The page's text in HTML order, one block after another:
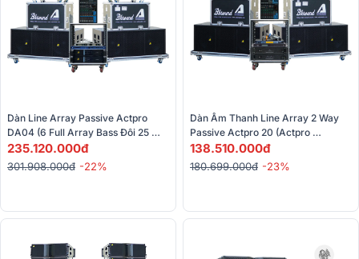
Dàn Line Array Passive Actpro
DA04 (6 Full Array Bass Đôi 25
HQL 210 + 2 Sub Hơi Bass Đôi 50 +
235.120.000đ
301.908.000đ -22%
Dàn Âm Thanh Line Array 2 Way
Passive Actpro 20 (Actpro
KR610F, Actpro KR628F, Actpro
QD4.13, Actpro TD2.18… )
138.510.000đ
180.699.000đ -23%